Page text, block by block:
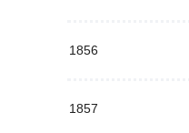
1856
1857